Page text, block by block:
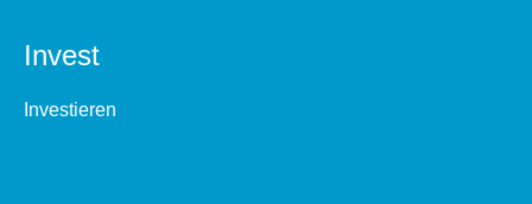
Invest
Investieren